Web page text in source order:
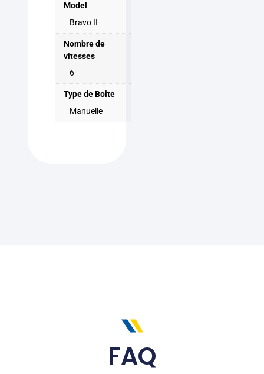
Model
Bravo II
Nombre de
vitesses
6
Type de Boite
Manuelle
FAQ